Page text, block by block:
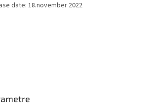
date: 18.november 2022